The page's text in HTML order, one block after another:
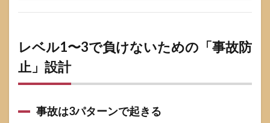
レベル1〜3で負けないための「事故防
止」設計
事故は3パターンで起きる